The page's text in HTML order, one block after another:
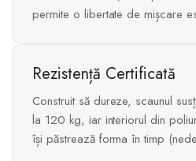
permite o libertate de mișcare
Rezistență Certificată
Construit să dureze, scaunul
la 120 kg, iar interiorul din
își păstrează forma în timp